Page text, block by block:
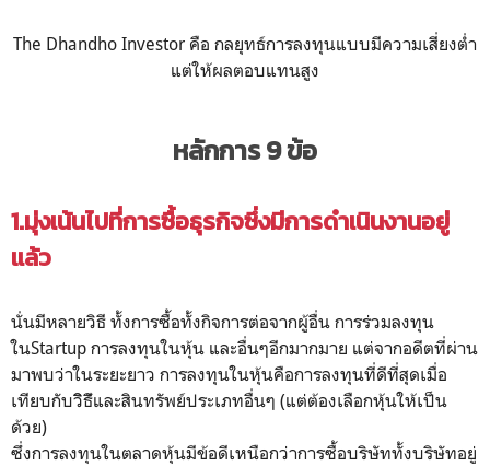
The Dhandho Investor คือ กลยุทธ์การลงทุนแบบมีความเสี่ยงต่ำ
แต่ให้ผลตอบแทนสูง
หลักการ 9 ข้อ
1.มุ่งเน้นไปที่การซื้อธุรกิจซึ่งมีการดำเนินงานอยู่
แล้ว
นั่นมีหลายวิธี ทั้งการซื้อทั้งกิจการต่อจากผู้อื่น การร่วมลงทุน
ในStartup การลงทุนในหุ้น และอื่นๆอีกมากมาย แต่จากอดีตที่ผ่าน
มาพบว่าในระยะยาว การลงทุนในหุ้นคือการลงทุนที่ดีที่สุดเมื่อ
เทียบกับวิิธีัและสินทรัพย์ประเภทอื่นๆ (แต่ต้องเลือกหุ้นให้เป็น
ด้วย)
ซึ่งการลงทุนในตลาดหุ้นมีข้อดีเหนือกว่าการซื้อบริษัททั้งบริษัทอยู่